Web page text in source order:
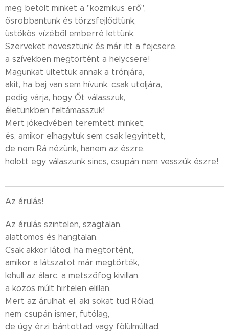
meg betölt minket a "kozmikus erő",
ősrobbantunk és törzsfejlődtünk,
üstökös vízéből emberré lettünk.
Szerveket növesztünk és már itt a fejcsere,
a szívekben megtörtént a helycsere!
Magunkat ültettük annak a trónjára,
akit, ha baj van sem hívunk, csak utoljára,
pedig várja, hogy Őt válasszuk,
életünkben feltámasszuk!
Mert jókedvében teremtett minket,
és, amikor elhagytuk sem csak legyintett,
de nem Rá nézünk, hanem az észre,
holott egy válaszunk sincs, csupán nem vesszük észre!
Az árulás!
Az árulás szintelen, szagtalan,
alattomos és hangtalan.
Csak akkor látod, ha megtörtént,
amikor a látszatot már megtörték,
lehull az álarc, a metszőfog kivillan,
a közös múlt hirtelen elillan.
Mert az árulhat el, aki sokat tud Rólad,
nem csupán ismer, futólag,
de úgy érzi bántottad vagy fölülmúltad,